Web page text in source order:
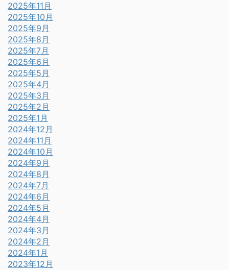
2025年11月
2025年10月
2025年9月
2025年8月
2025年7月
2025年6月
2025年5月
2025年4月
2025年3月
2025年2月
2025年1月
2024年12月
2024年11月
2024年10月
2024年9月
2024年8月
2024年7月
2024年6月
2024年5月
2024年4月
2024年3月
2024年2月
2024年1月
2023年12月